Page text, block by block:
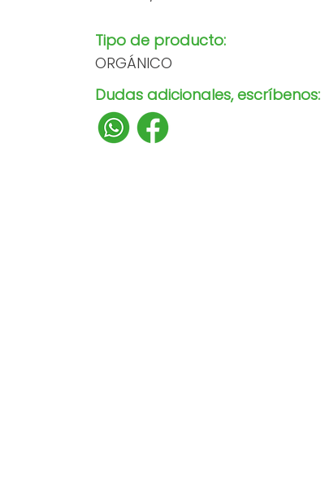
Tipo de producto:
ORGÁNICO
Dudas adicionales, escríbenos: